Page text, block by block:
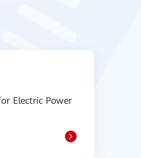
Electric Power